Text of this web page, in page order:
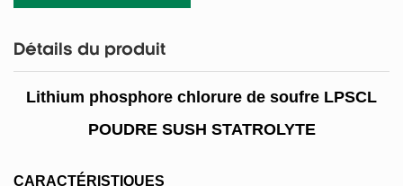
Détails du produit
Lithium phosphore chlorure de soufre LPSCL
POUDRE SUSH STATROLYTE
CARACTÉRISTIQUES